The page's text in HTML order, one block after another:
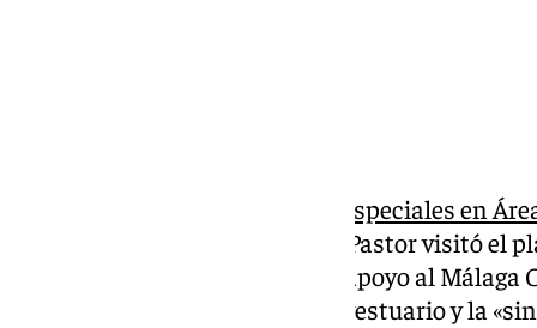
dos invitados especiales en
jugador del primer equipo Álex Pastor visitó el
Pepe. El malagueño mostró su apoyo al Málaga
cosas» gracias al ambiente del vestuario y la